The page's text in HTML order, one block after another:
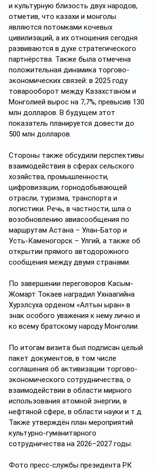
и культурную близость двух народов,
отметив, что казахи и монголы
являются потомками кочевых
цивилизаций, а их отношения сегодня
развиваются в духе стратегического
партнёрства. Также была отмечена
положительная динамика торгово-
экономических связей: в 2025 году
товарооборот между Казахстаном и
Монголией вырос на 7,7%, превысив 130
млн долларов. В будущем этот
показатель планируется довести до
500 млн долларов.
Стороны также обсудили перспективы
взаимодействия в сферах сельского
хозяйства, промышленности,
цифровизации, горнодобывающей
отрасли, туризма, транспорта и
логистики. Речь, в частности, шла о
возобновлению авиасообщения по
маршрутам Астана – Улан-Батор и
Усть-Каменогорск – Улгий, а также об
открытии прямого автодорожного
сообщения между двумя странами.
По завершении переговоров Касым-
Жомарт Токаев наградил Ухнаагийна
Хурэлсуха орденом «Алтын Қыран» в
знак особого уважения к нему лично и
ко всему братскому народу Монголии.
По итогам визита был подписан целый
пакет документов, в том числе
соглашения об активизации торгово-
экономического сотрудничества, о
взаимодействии в области мирного
использования атомной энергии, в
нефтяной сфере, в области науки и т.д.
Также утверждён план мероприятий
культурно-гуманитарного
сотрудничества на 2026–2027 годы.
Фото пресс-службы президента РК